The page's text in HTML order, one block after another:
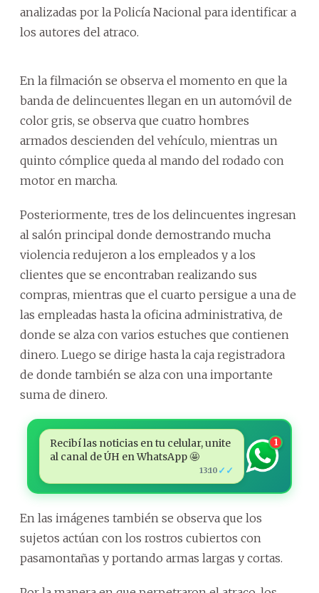
analizadas por la Policía Nacional para identificar a
los autores del atraco.
En la filmación se observa el momento en que la
banda de delincuentes llegan en un automóvil de
color gris, se observa que cuatro hombres
armados descienden del vehículo, mientras un
quinto cómplice queda al mando del rodado con
motor en marcha.
Posteriormente, tres de los delincuentes ingresan
al salón principal donde demostrando mucha
violencia redujeron a los empleados y a los
clientes que se encontraban realizando sus
compras, mientras que el cuarto persigue a una de
las empleadas hasta la oficina administrativa, de
donde se alza con varios estuches que contienen
dinero. Luego se dirige hasta la caja registradora
de donde también se alza con una importante
suma de dinero.
Recibí las noticias en tu celular, unite
al canal de ÚH en WhatsApp 🤩
13:10 ✓✓
1
En las imágenes también se observa que los
sujetos actúan con los rostros cubiertos con
pasamontañas y portando armas largas y cortas.